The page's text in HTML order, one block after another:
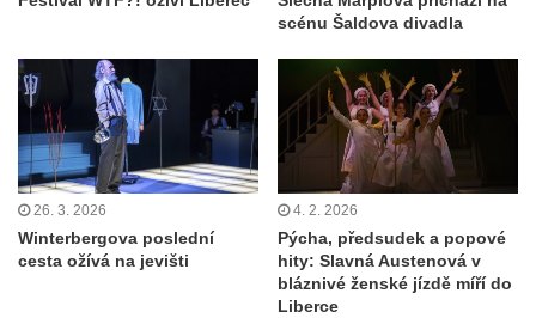
scénu Šaldova divadla
26. 3. 2026
Winterbergova poslední
cesta ožívá na jevišti
4. 2. 2026
Pýcha, předsudek a popové
hity: Slavná Austenová v
bláznivé ženské jízdě míří do
Liberce